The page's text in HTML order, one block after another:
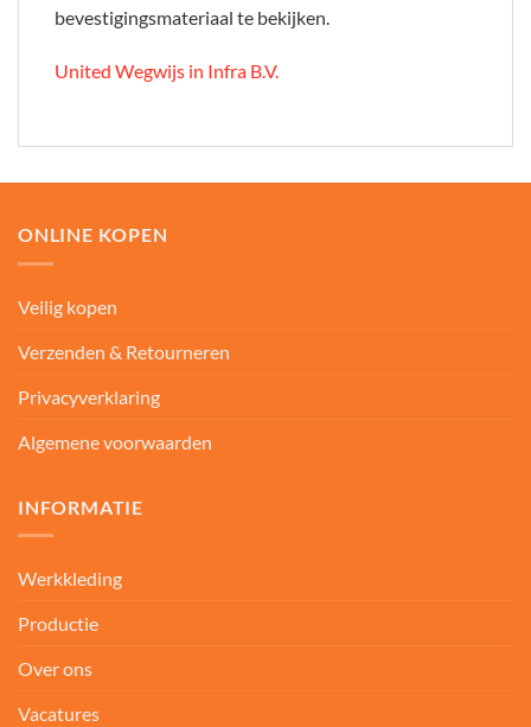
bevestigingsmateriaal te bekijken.
United Wegwijs in Infra B.V.
ONLINE KOPEN
Veilig kopen
Verzenden & Retourneren
Privacyverklaring
Algemene voorwaarden
INFORMATIE
Werkkleding
Productie
Over ons
Vacatures